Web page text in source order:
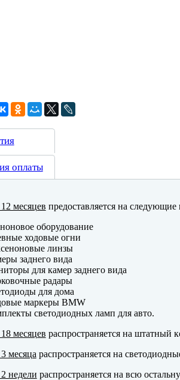
оплаты
месяцев предоставляется на следующие
оборудование
ходовые огни
линзы
заднего вида
для камер заднего вида
радары
для дома
маркеры BMW
светодиодных ламп для авто.
месяцев распространяется на
месяца распространяется на
недели распространяется на всю